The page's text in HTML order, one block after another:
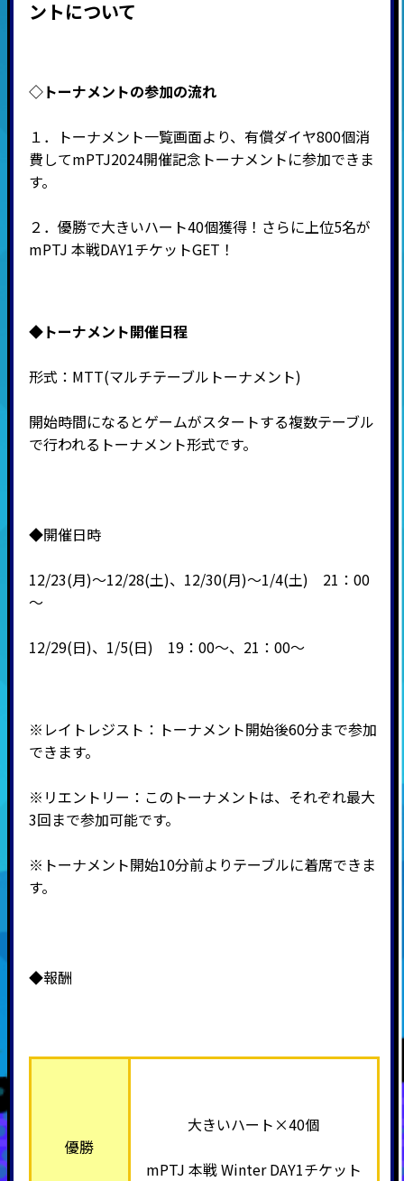
ントについて
◇トーナメントの参加の流れ
１．トーナメント一覧画面より、有償ダイヤ800個消
費してmPTJ2024開催記念トーナメントに参加できま
す。
２．優勝で大きいハート40個獲得！さらに上位5名が
mPTJ 本戦DAY1チケットGET！
◆トーナメント開催日程
形式： MTT(マルチテーブルトーナメント)
開始時間になるとゲームがスタートする複数テーブル
で行われるトーナメント形式です。
◆開催日時
12/23(月)～12/28(土)、12/30(月)～1/4(土) 21：00
～
12/29(日)、1/5(日) 19：00～、21：00～
※レイトレジスト：トーナメント開始後60分まで参加
できます。
※ リエントリー：このトーナメントは、それぞれ最大
3回まで参加可能です。
※トーナメント開始10分前よりテーブルに着席できま
す。
◆報酬
優勝
大きいハート×40個
mPTJ 本戦 Winter DAY1チケット